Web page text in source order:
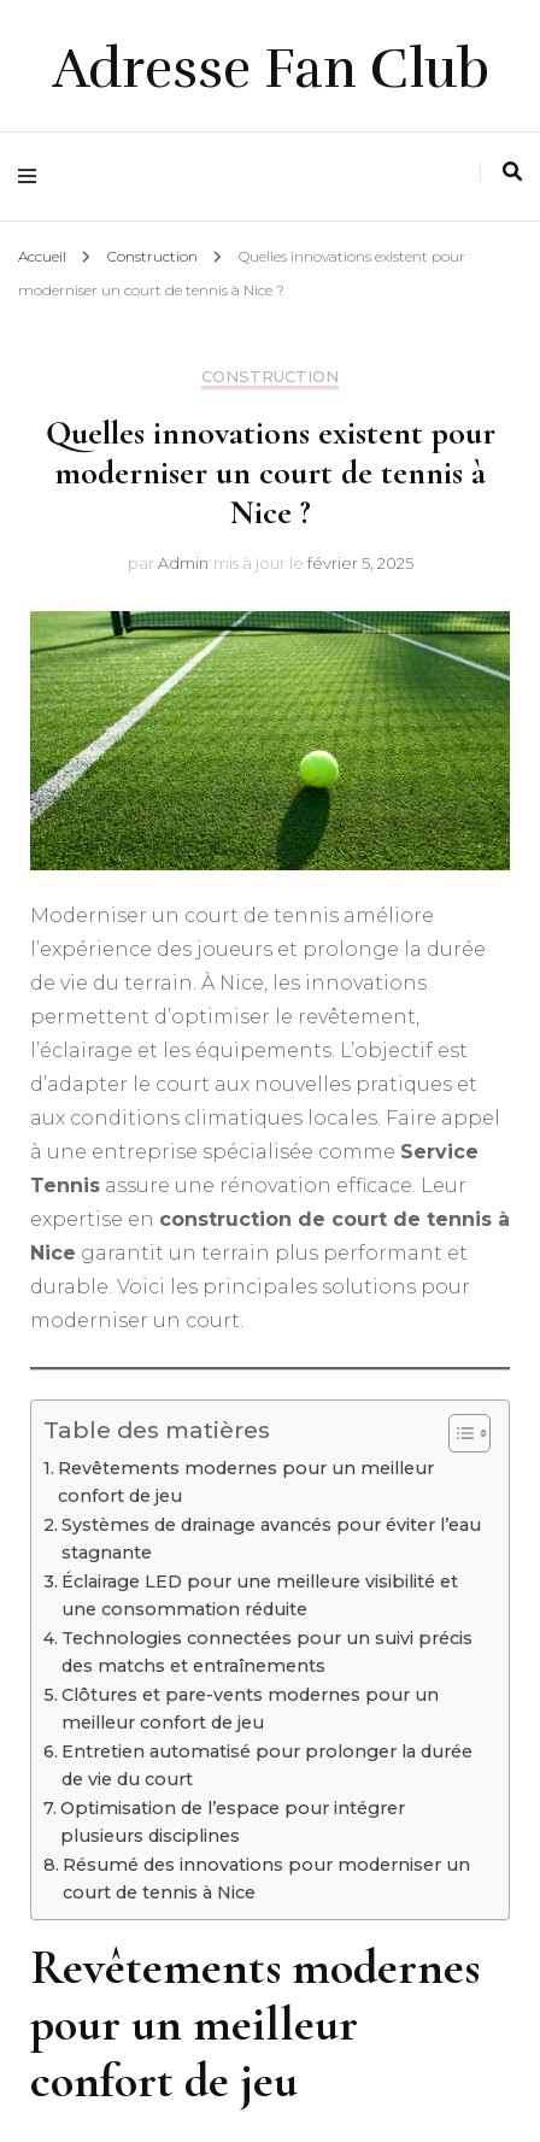
Adresse Fan Club
Accueil Construction
Quelles innovations existent pour
moderniser un court de tennis à Nice ?
CONSTRUCTION
Quelles innovations existent pour
moderniser un court de tennis à
Nice ?
par Admin mis à jour le février 5, 2025
Moderniser un court de tennis améliore
l’expérience des joueurs et prolonge la durée
de vie du terrain. À Nice, les innovations
permettent d’optimiser le revêtement,
l’éclairage et les équipements. L’objectif est
d’adapter le court aux nouvelles pratiques et
aux conditions climatiques locales. Faire appel
à une entreprise spécialisée comme Service
Tennis assure une rénovation efficace. Leur
expertise en construction de court de tennis à
Nice garantit un terrain plus performant et
durable. Voici les principales solutions pour
moderniser un court.
Table des matières
Revêtements modernes pour un meilleur
confort de jeu
Systèmes de drainage avancés pour éviter l’eau
stagnante
Éclairage LED pour une meilleure visibilité et
une consommation réduite
Technologies connectées pour un suivi précis
des matchs et entraînements
Clôtures et pare-vents modernes pour un
meilleur confort de jeu
Entretien automatisé pour prolonger la durée
de vie du court
Optimisation de l’espace pour intégrer
plusieurs disciplines
Résumé des innovations pour moderniser un
court de tennis à Nice
Revêtements modernes
pour un meilleur
confort de jeu